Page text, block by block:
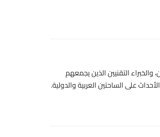
التقنيين الذين يجمعهم
على الساحتين العربية والدولية.